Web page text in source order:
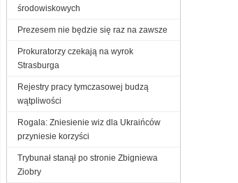
środowiskowych
Prezesem nie będzie się raz na zawsze
Prokuratorzy czekają na wyrok
Strasburga
Rejestry pracy tymczasowej budzą
wątpliwości
Rogala: Zniesienie wiz dla Ukraińców
przyniesie korzyści
Trybunał stanął po stronie Zbigniewa
Ziobry